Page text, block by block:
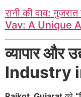
रानी की वाव:
Vav: A Unique
व्यापार और
Industry